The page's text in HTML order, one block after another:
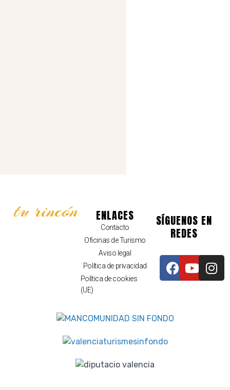
tu rincón ENLACES
Contacto
Oficinas de Turismo
Aviso legal
Política de privacidad
Política de cookies
(UE)
SÍGUENOS EN
REDES